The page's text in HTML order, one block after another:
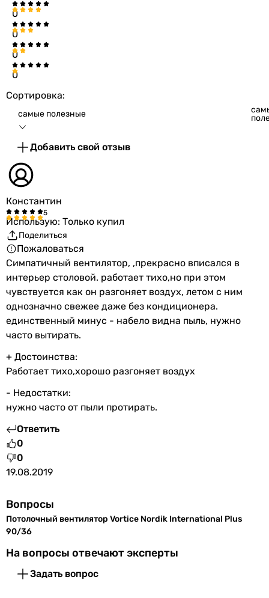
0
0
0
0
Сортировка:
самые полезные
Добавить свой отзыв
Константин
Использую: Только купил
Поделиться
Пожаловаться
Симпатичный вентилятор, ,прекрасно вписался в
интерьер столовой. работает тихо,но при этом
чувствуется как он разгоняет воздух, летом с ним
однозначно свежее даже без кондиционера.
единственный минус - набело видна пыль, нужно
часто вытирать.
+ Достоинства:
Работает тихо,хорошо разгоняет воздух
- Недостатки:
нужно часто от пыли протирать.
Ответить
0
0
19.08.2019
Вопросы
Потолочный вентилятор Vortice Nordik International Plus
90/36
На вопросы отвечают эксперты
Задать вопрос